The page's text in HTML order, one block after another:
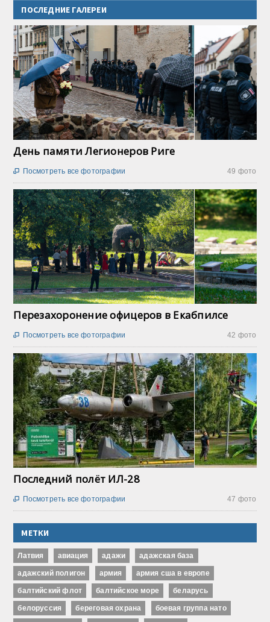
ПОСЛЕДНИЕ ГАЛЕРЕИ
День памяти Легионеров Риге
49 фото
 Посмотреть все фотографии
Перезахоронение офицеров в Екабпилсе
42 фото
 Посмотреть все фотографии
Последний полёт ИЛ-28
47 фото
 Посмотреть все фотографии
МЕТКИ
Латвия авиация адажи адажская база
адажский полигон армия армия сша в европе
балтийский флот балтийское море беларусь
белоруссия береговая охрана боевая группа нато